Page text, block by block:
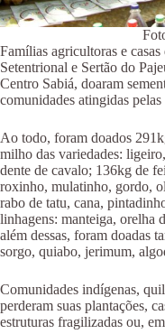
Famílias agricultoras e
Setentrional e Sertão do
Centro Sabiá, doaram
comunidades atingidas
Ao todo, foram doados
milho das variedades:
dente de cavalo; 136kg de
roxinho, mulatinho, gordo,
rabo de tatu, cana,
linhagens: manteiga, orelha
além dessas, foram doadas
sorgo, quiabo, jerimum,
Comunidades indígenas,
perderam suas plantações,
estruturas fragilizadas ou,